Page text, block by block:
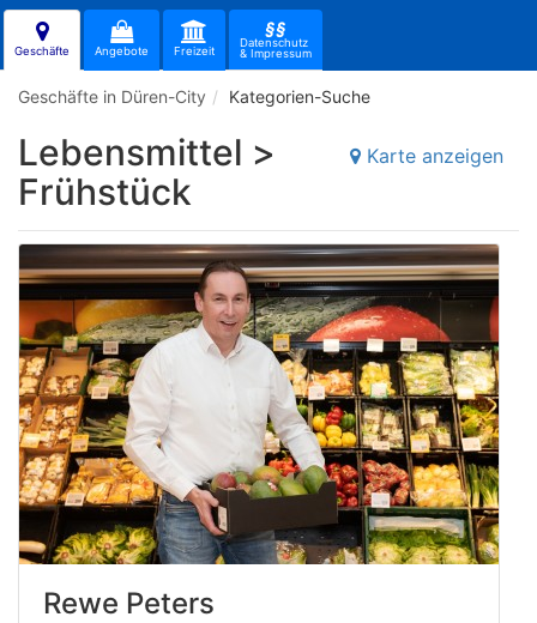
Geschäfte Angebote Freizeit
§§
Datenschutz
& Impressum
Geschäfte in Düren-City Kategorien-Suche
Karte anzeigen
Lebensmittel >
Frühstück
Rewe Peters